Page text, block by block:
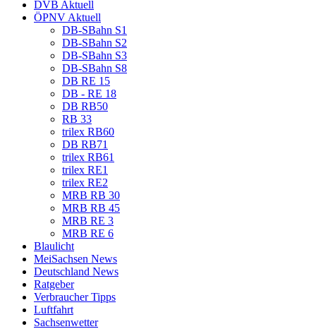
DVB Aktuell
ÖPNV Aktuell
DB-SBahn S1
DB-SBahn S2
DB-SBahn S3
DB-SBahn S8
DB RE 15
DB - RE 18
DB RB50
RB 33
trilex RB60
DB RB71
trilex RB61
trilex RE1
trilex RE2
MRB RB 30
MRB RB 45
MRB RE 3
MRB RE 6
Blaulicht
MeiSachsen News
Deutschland News
Ratgeber
Verbraucher Tipps
Luftfahrt
Sachsenwetter